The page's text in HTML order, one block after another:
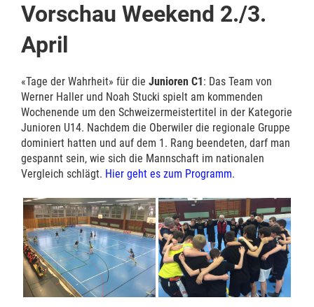
Vorschau Weekend 2./3.
April
«Tage der Wahrheit» für die Junioren C1: Das Team von
Werner Haller und Noah Stucki spielt am kommenden
Wochenende um den Schweizermeistertitel in der Kategorie
Junioren U14. Nachdem die Oberwiler die regionale Gruppe
dominiert hatten und auf dem 1. Rang beendeten, darf man
gespannt sein, wie sich die Mannschaft im nationalen
Vergleich schlägt. Hier geht es zum Programm.